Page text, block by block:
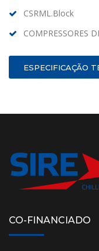
CSRML.Block
COMPRESSORES
ESPECIFICAÇÃO
CO-FINANCIADO